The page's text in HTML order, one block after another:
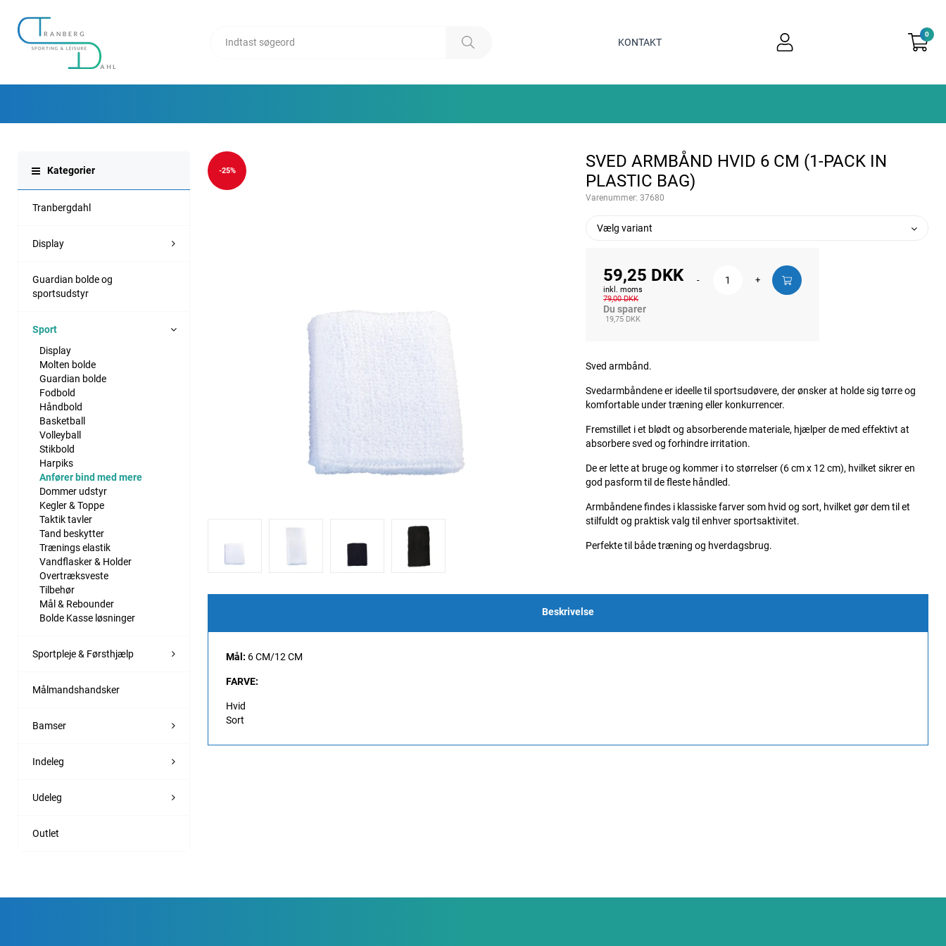
KONTAKT
0
Kategorier
Tranbergdahl
Display
Guardian bolde og
sportsudstyr
Sport
Display
Molten bolde
Guardian bolde
Fodbold
Håndbold
Basketball
Volleyball
Stikbold
Harpiks
Anfører bind med mere
Dommer udstyr
Kegler & Toppe
Taktik tavler
Tand beskytter
Trænings elastik
Vandflasker & Holder
Overtræksveste
Tilbehør
Mål & Rebounder
Bolde Kasse løsninger
Sportpleje & Førsthjælp
Målmandshandsker
Bamser
Indeleg
Udeleg
Outlet
-25%
SVED ARMBÅND HVID 6 CM (1-PACK IN
PLASTIC BAG)
Varenummer: 37680
Vælg variant
59,25 DKK
inkl. moms
79,00 DKK
Du sparer
19,75 DKK
- +
Sved armbånd.
Svedarmbåndene er ideelle til sportsudøvere, der ønsker at holde sig tørre og
komfortable under træning eller konkurrencer.
Fremstillet i et blødt og absorberende materiale, hjælper de med effektivt at
absorbere sved og forhindre irritation.
De er lette at bruge og kommer i to størrelser (6 cm x 12 cm), hvilket sikrer en
god pasform til de fleste håndled.
Armbåndene findes i klassiske farver som hvid og sort, hvilket gør dem til et
stilfuldt og praktisk valg til enhver sportsaktivitet.
Perfekte til både træning og hverdagsbrug.
Beskrivelse
Mål: 6 CM/12 CM
FARVE:
Hvid
Sort